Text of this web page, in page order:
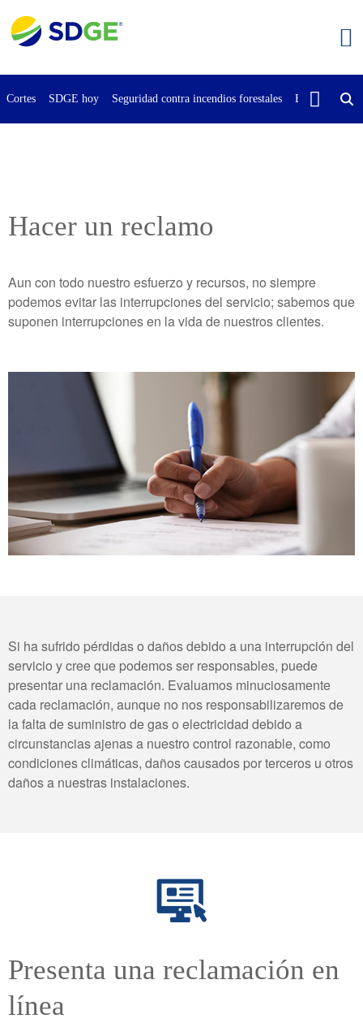
contenido
Cortes SDGE hoy Seguridad contra incendios forestales Buscar
Hacer un reclamo
Aun con todo nuestro esfuerzo y recursos, no siempre
podemos evitar las interrupciones del servicio; sabemos que
suponen interrupciones en la vida de nuestros clientes.
Si ha sufrido pérdidas o daños debido a una interrupción del
servicio y cree que podemos ser responsables, puede
presentar una reclamación. Evaluamos minuciosamente
cada reclamación, aunque no nos responsabilizaremos de
la falta de suministro de gas o electricidad debido a
circunstancias ajenas a nuestro control razonable, como
condiciones climáticas, daños causados ​​por terceros u otros
daños a nuestras instalaciones.
Presenta una reclamación en
línea